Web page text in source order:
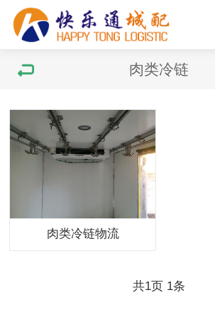
肉类冷链
肉类冷链物流
共1页 1条